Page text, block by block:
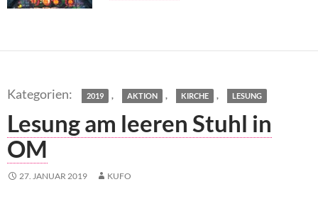
2019 , AKTION , KIRCHE , LESUNG
Lesung am leeren Stuhl in
OM
27. JANUAR 2019 KUFO